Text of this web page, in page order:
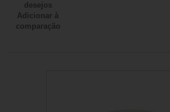
desejos
Adicionar à
comparação